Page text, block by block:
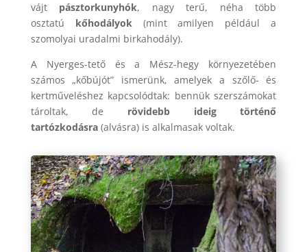
vájt pásztorkunyhók, nagy terű, néha több
osztatú kőhodályok (mint amilyen például a
szomolyai uradalmi birkahodály).
A Nyerges-tető és a Mész-hegy környezetében
számos „kőbújót” ismerünk, amelyek a szőlő- és
kertműveléshez kapcsolódtak: bennük szerszámokat
tároltak, de rövidebb ideig történő
tartózkodásra(alvásra) is alkalmasak voltak.